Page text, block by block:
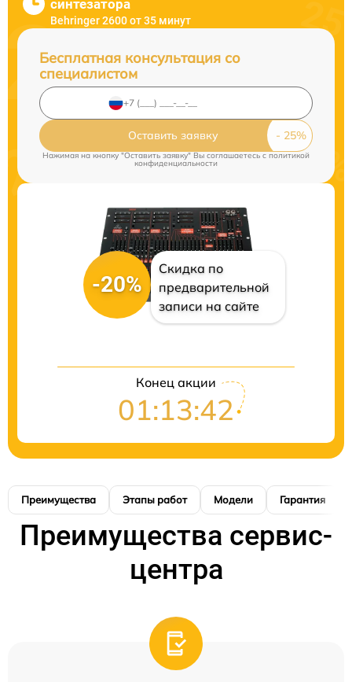
синтезатора
Behringer 2600 от 35 минут
Бесплатная консультация со
специалистом
Оставить заявку
Нажимая на кнопку "Оставить заявку" Вы соглашаетесь cполитикой
конфиденциальности
-20%
Скидка по
предварительной
записи на сайте
Конец акции
01:13:41
Преимущества Этапы работ Модели Гарантия
Преимущества сервис-
центра